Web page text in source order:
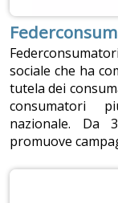
sociale che ha
tutela dei
consumatori
nazionale. Da
promuove